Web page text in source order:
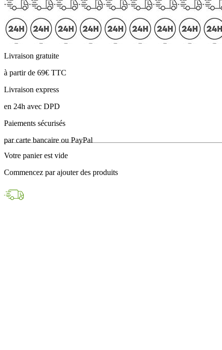
Panier
Livraison gratuite
à partir de 69€ TTC
Livraison express
en 24h avec DPD
Paiements sécurisés
par carte bancaire ou PayPal
Votre panier est vide
Commencez par ajouter des produits